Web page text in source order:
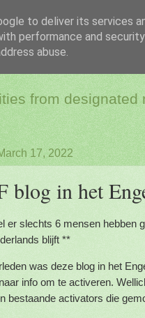
Radio
from
17, 2022
blog in het
er slechts 6 mensen hebben
blijft **
was deze blog in het
info om te activeren.
bestaande activators die
to deliver its services
performance and
abuse.